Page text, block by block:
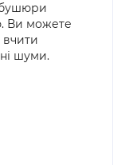
Ви можете
вчити
шуми.